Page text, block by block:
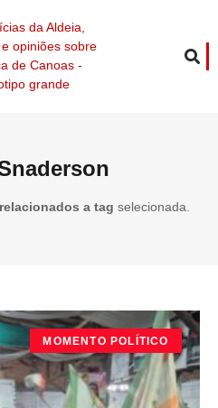
a tag selecionada.
MOMENTO POLÍTICO